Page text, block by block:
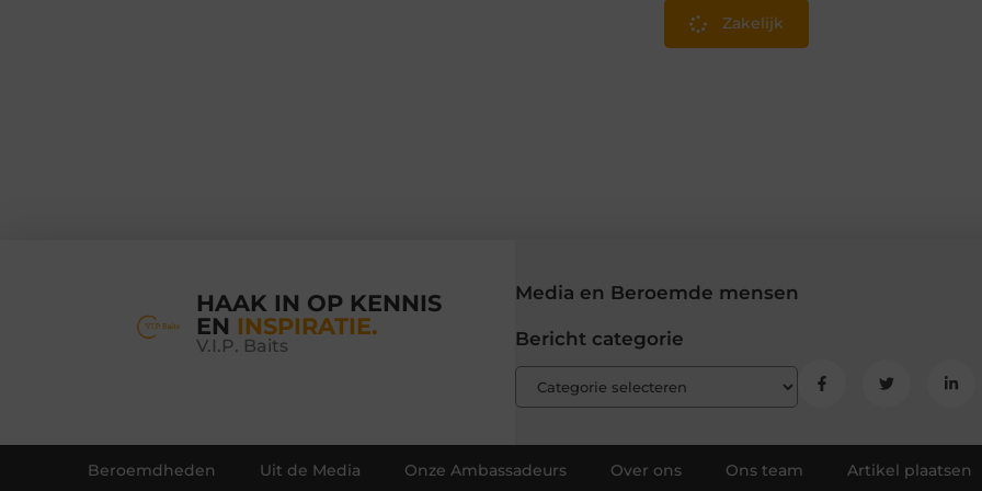
Zakelijk
HAAK IN OP KENNIS
EN INSPIRATIE.
V.I.P. Baits
Media en Beroemde mensen
Bericht categorie
Beroemdheden Uit de Media Onze Ambassadeurs Over ons Ons team Artikel plaatsen